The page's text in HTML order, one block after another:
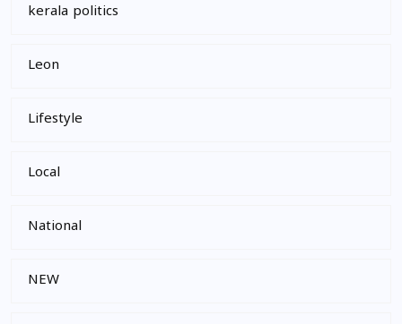
kerala politics
Leon
Lifestyle
Local
National
NEW